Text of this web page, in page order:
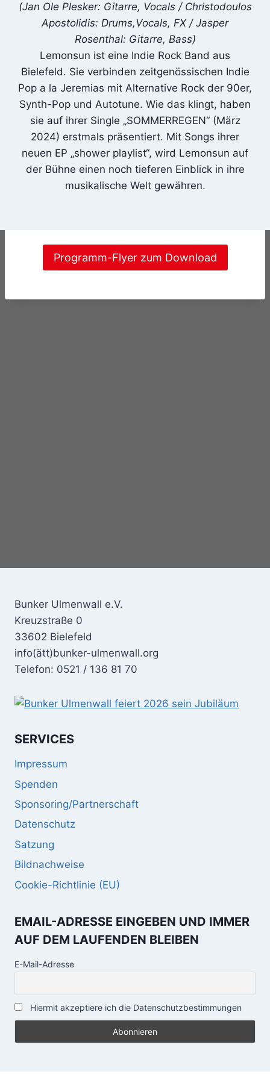
(Jan Ole Plesker: Gitarre, Vocals / Christodoulos
Apostolidis: Drums,Vocals, FX / Jasper
Rosenthal: Gitarre, Bass)
Lemonsun ist eine Indie Rock Band aus
Bielefeld. Sie verbinden zeitgenössischen Indie
Pop a la Jeremias mit Alternative Rock der 90er,
Synth-Pop und Autotune. Wie das klingt, haben
sie auf ihrer Single „SOMMERREGEN“ (März
2024) erstmals präsentiert. Mit Songs ihrer
neuen EP „shower playlist“, wird Lemonsun auf
der Bühne einen noch tieferen Einblick in ihre
musikalische Welt gewähren.
Programm-Flyer zum Download
Bunker Ulmenwall e.V.
Kreuzstraße 0
33602 Bielefeld
info(ätt)bunker-ulmenwall.org
Telefon: 0521 / 136 81 70
SERVICES
Impressum
Spenden
Sponsoring/Partnerschaft
Datenschutz
Satzung
Bildnachweise
Cookie-Richtlinie (EU)
EMAIL-ADRESSE EINGEBEN UND IMMER
AUF DEM LAUFENDEN BLEIBEN
E-Mail-Adresse
Hiermit akzeptiere ich die Datenschutzbestimmungen